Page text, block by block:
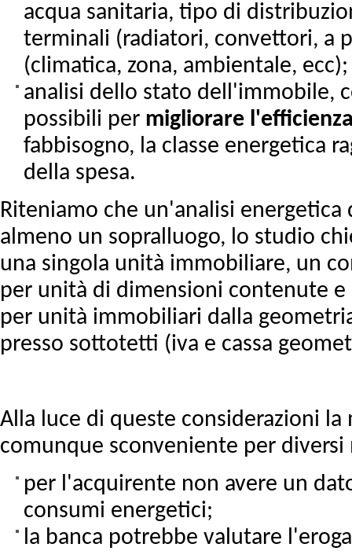
acqua sanitaria, tipo di
terminali (radiatori, convettori, a
(climatica, zona, ambientale, ecc);
analisi dello stato dell'immobile,
possibili per migliorare
fabbisogno, la classe energetica
della spesa.
Riteniamo che un'analisi
almeno un sopralluogo, lo studio
una singola unità immobiliare, un
per unità di dimensioni contenute
per unità immobiliari dalla
presso sottotetti (iva e cassa
Alla luce di queste considerazioni
comunque sconveniente per
per l'acquirente non avere un
consumi energetici;
la banca potrebbe valutare